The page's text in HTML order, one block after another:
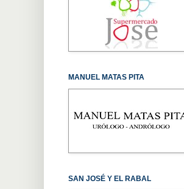
MANUEL MATAS PITA
SAN JOSÉ Y EL RABAL